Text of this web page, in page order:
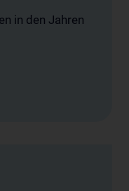
in den Jahren